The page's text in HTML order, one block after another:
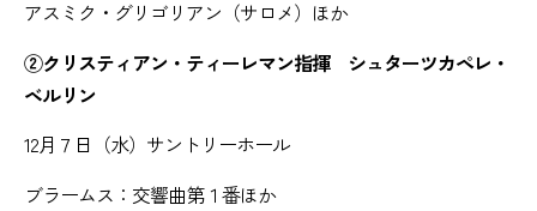
アスミク・グリゴリアン（サロメ）ほか
②クリスティアン・ティーレマン指揮 シュターツカペレ・
ベルリン
12月７日（水）サントリーホール
ブラームス：交響曲第１番ほか